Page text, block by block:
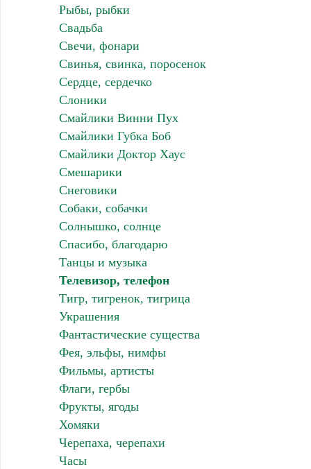
Рыбы, рыбки
Свадьба
Свечи, фонари
Свинья, свинка, поросенок
Сердце, сердечко
Слоники
Смайлики Винни Пух
Смайлики Губка Боб
Смайлики Доктор Хаус
Смешарики
Снеговики
Собаки, собачки
Солнышко, солнце
Спасибо, благодарю
Танцы и музыка
Телевизор, телефон
Тигр, тигренок, тигрица
Украшения
Фантастические существа
Фея, эльфы, нимфы
Фильмы, артисты
Флаги, гербы
Фрукты, ягоды
Хомяки
Черепаха, черепахи
Часы